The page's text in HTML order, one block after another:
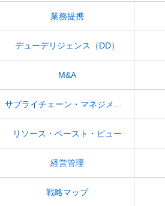
業務提携
デューデリジェンス（DD）
M&A
リソース・ベースト・ビュー
経営管理
戦略マップ